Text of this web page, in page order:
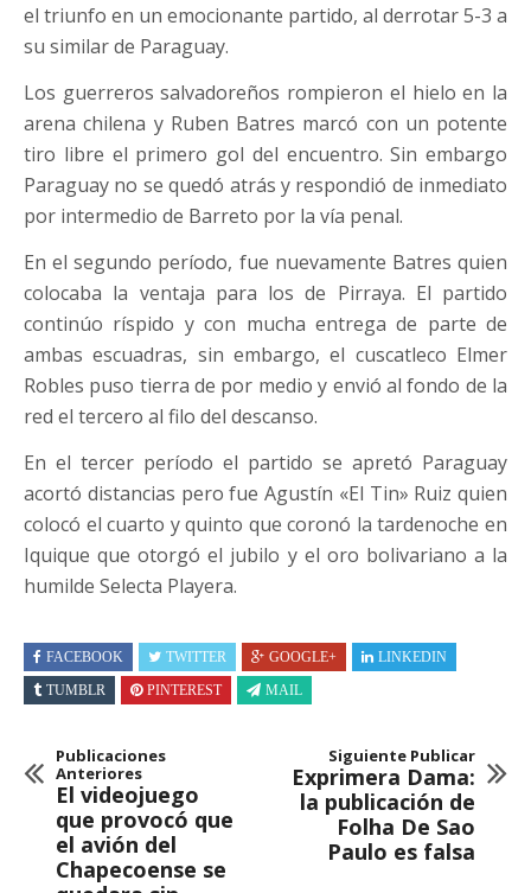
el triunfo en un emocionante partido, al derrotar 5-3 a
su similar de Paraguay.
Los guerreros salvadoreños rompieron el hielo en la
arena chilena y Ruben Batres marcó con un potente
tiro libre el primero gol del encuentro. Sin embargo
Paraguay no se quedó atrás y respondió de inmediato
por intermedio de Barreto por la vía penal.
En el segundo período, fue nuevamente Batres quien
colocaba la ventaja para los de Pirraya. El partido
continúo ríspido y con mucha entrega de parte de
ambas escuadras, sin embargo, el cuscatleco Elmer
Robles puso tierra de por medio y envió al fondo de la
red el tercero al filo del descanso.
En el tercer período el partido se apretó Paraguay
acortó distancias pero fue Agustín «El Tin» Ruiz quien
colocó el cuarto y quinto que coronó la tardenoche en
Iquique que otorgó el jubilo y el oro bolivariano a la
humilde Selecta Playera.
FACEBOOK TWITTER GOOGLE+
LINKEDIN
TUMBLR
PINTEREST MAIL
Publicaciones
Anteriores
El videojuego
que provocó que
el avión del
Chapecoense se
Siguiente Publicar
Exprimera Dama:
la publicación de
Folha De Sao
Paulo es falsa